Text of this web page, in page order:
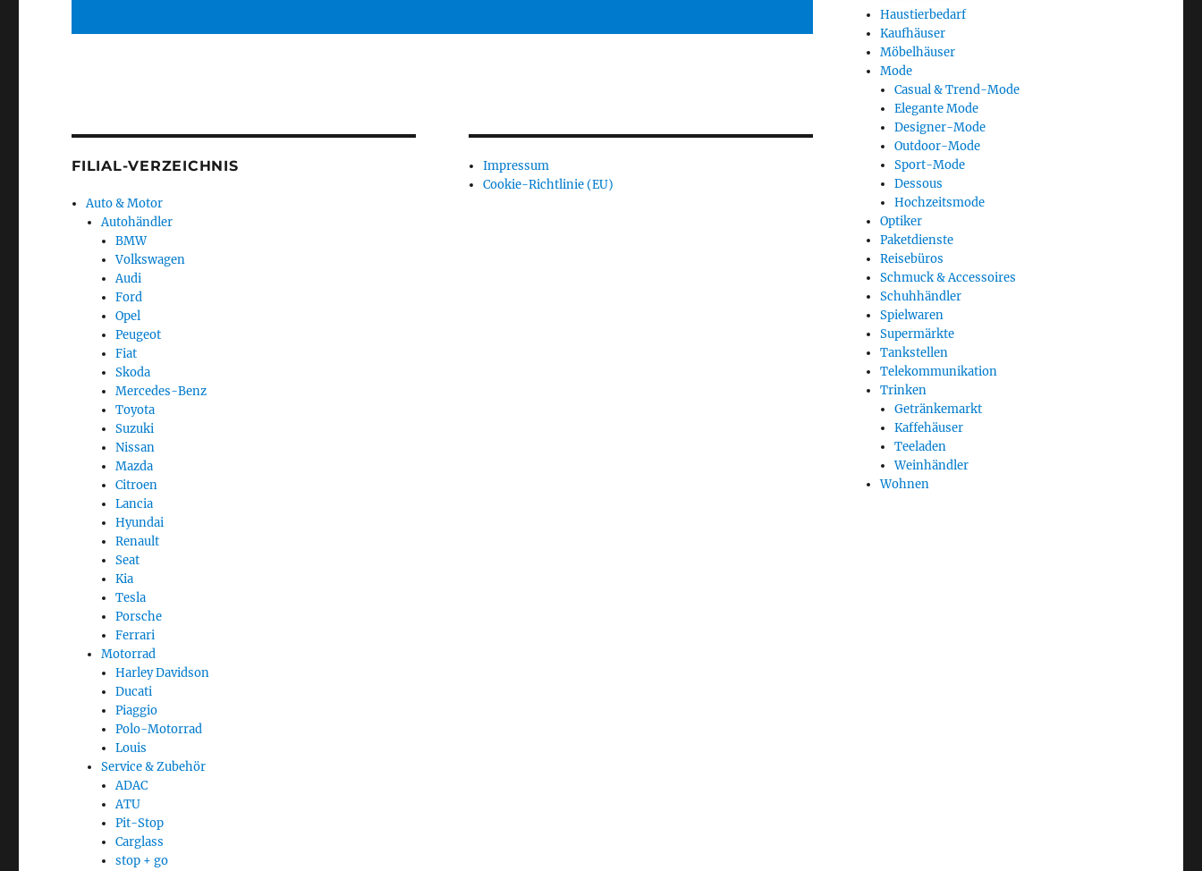
FILIAL-VERZEICHNIS
Auto & Motor
Autohändler
BMW
Volkswagen
Audi
Ford
Opel
Peugeot
Fiat
Skoda
Mercedes-Benz
Toyota
Suzuki
Nissan
Mazda
Citroen
Lancia
Hyundai
Renault
Seat
Kia
Tesla
Porsche
Ferrari
Motorrad
Harley Davidson
Ducati
Piaggio
Polo-Motorrad
Louis
Service & Zubehör
ADAC
ATU
Pit-Stop
Carglass
stop + go
Impressum
Cookie-Richtlinie (EU)
Haustierbedarf
Kaufhäuser
Möbelhäuser
Mode
Casual & Trend-Mode
Elegante Mode
Designer-Mode
Outdoor-Mode
Sport-Mode
Dessous
Hochzeitsmode
Optiker
Paketdienste
Reisebüros
Schmuck & Accessoires
Schuhhändler
Spielwaren
Supermärkte
Tankstellen
Telekommunikation
Trinken
Getränkemarkt
Kaffehäuser
Teeladen
Weinhändler
Wohnen